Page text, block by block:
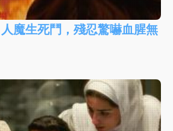
人魔生死鬥，殘忍驚嚇血腥無